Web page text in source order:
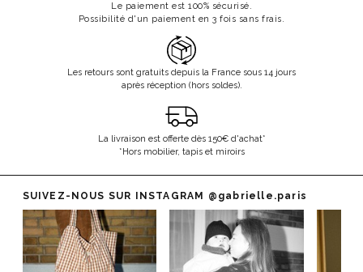
Le paiement est 100% sécurisé.
Possibilité d'un paiement en 3 fois sans frais.
Les retours sont gratuits depuis la France sous 14 jours
après réception (hors soldes).
La livraison est offerte dès 150€ d'achat*
*Hors mobilier, tapis et miroirs
SUIVEZ-NOUS SUR INSTAGRAM @gabrielle.paris